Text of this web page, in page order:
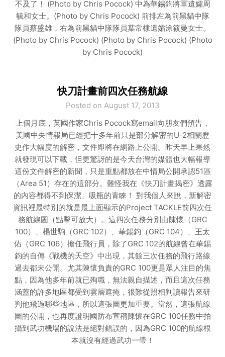
不及了！ (Photo by Chris Pocock) 中為華錫鈞將軍遺孀周
毓和女士。(Photo by Chris Pocock) 前排左為前黑貓中隊
隊員蔡盛雄，右為前黑貓中隊隊員葉常棣遺孀涂筱曼女士。
(Photo by Chris Pocock) (Photo by Chris Pocock) (Photo
by Chris Pocock)
快刀計畫前四次任務航線
Posted on August 17, 2013
上個月底，英國作家Chris Pocock寫email向朋友們預告，
美國中央情報局已經把十多年前只是部分解密的U-2相關歷
史作大幅度的解密，文件即將在網路上公開。昨天早上果然
就發現可以下載，但更驚訝的是今天台灣的媒體也大幅報導
這份文件解密的新聞，只是重點都放在中情局公開承認51區
（Area 51）存在的這部分。難怪我在《快刀計畫揭密》透露
的內容都得不到保潔、吸瓶的青睞！ 對我個人來說，新解密
資訊裡最特別的就是最上面顯示的Project TACKLE前四次任
務航線圖（點擊可放大）。這四次任務分別由陳懷（GRC
100）、楊世駒（GRC 102）、華錫鈞（GRC 104）、王太
佑（GRC 106）擔任飛行員，除了GRC 102的航線曾在華錫
鈞的自傳《戰機的天空》中出現，其餘三次任務的飛行路線
過去都未公開。尤其陳懷負責的GRC 100更是眾人注目的焦
點，因為他多年前就已殉職，無法親自描述，而且這次任務
涵蓋的許多地區都受到雲層遮掩，很難從照相判讀報告來研
判他飛過哪些地區，所以這張圖更加重要。當然，這張航線
圖的公開，也再度證明國防布宣稱陳懷在GRC 100任務中拍
攝到武功機場的說法是絕對錯誤的，因為GRC 100的航線根
本就沒有經過武功一帶！